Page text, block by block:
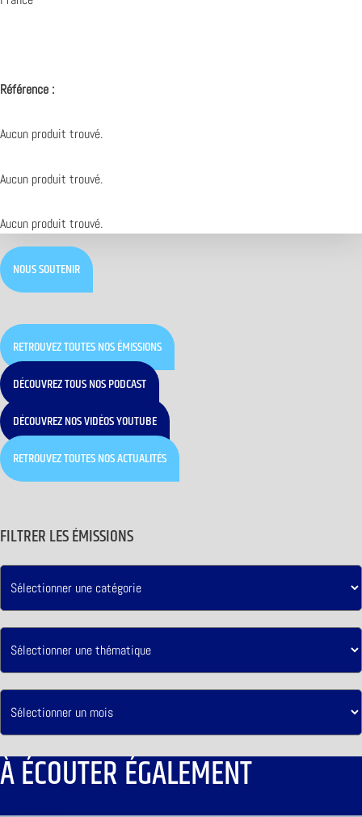
Référence :
Aucun produit trouvé.
Aucun produit trouvé.
Aucun produit trouvé.
NOUS SOUTENIR
RETROUVEZ TOUTES NOS ÉMISSIONS
DÉCOUVREZ TOUS NOS PODCAST
DÉCOUVREZ NOS VIDÉOS YOUTUBE
RETROUVEZ TOUTES NOS ACTUALITÉS
FILTRER LES ÉMISSIONS
À ÉCOUTER ÉGALEMENT